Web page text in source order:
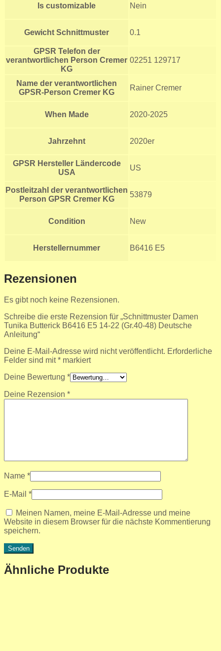
Is customizable Nein
Gewicht Schnittmuster 0.1
GPSR Telefon der
verantwortlichen Person Cremer
KG
02251 129717
Name der verantwortlichen
GPSR-Person Cremer KG
Rainer Cremer
When Made 2020-2025
Jahrzehnt 2020er
GPSR Hersteller Ländercode
USA
US
Postleitzahl der verantwortlichen
Person GPSR Cremer KG
53879
Condition New
Herstellernummer B6416 E5
Rezensionen
Es gibt noch keine Rezensionen.
Schreibe die erste Rezension für „Schnittmuster Damen
Tunika Butterick B6416 E5 14-22 (Gr.40-48) Deutsche
Anleitung“
Deine E-Mail-Adresse wird nicht veröffentlicht. Erforderliche
Felder sind mit* markiert
Deine Bewertung *
Deine Rezension *
Name *
E-Mail *
Meinen Namen, meine E-Mail-Adresse und meine
Website in diesem Browser für die nächste Kommentierung
speichern.
Ähnliche Produkte